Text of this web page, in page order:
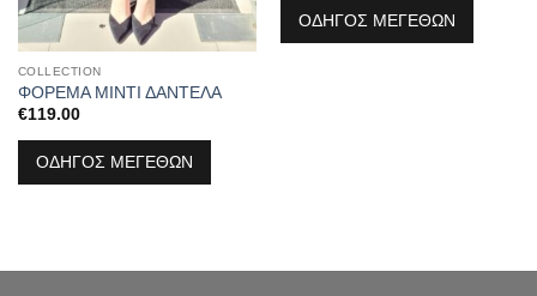
COLLECTION
ΦΟΡΕΜΑ ΜΙΝΤΙ ΔΑΝΤΕΛΑ
€119.00
ΟΔΗΓΟΣ ΜΕΓΕΘΩΝ
ΟΔΗΓΟΣ ΜΕΓΕΘΩΝ